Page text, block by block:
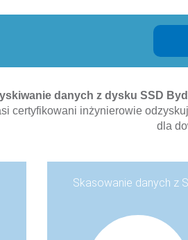
danych z dysku SSD
certyfikowani inżynierowie
dla
Skasowanie danych z